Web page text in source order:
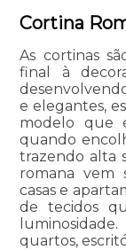
Cortina
As cortinas
final à
e elegantes,
modelo que
quando
trazendo alta
romana vem
casas e
de tecidos
quartos,